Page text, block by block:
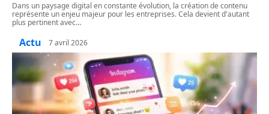
Dans un paysage digital en constante évolution, la création de contenu
représente un enjeu majeur pour les entreprises. Cela devient d'autant
plus pertinent avec…
Actu 7 avril 2026